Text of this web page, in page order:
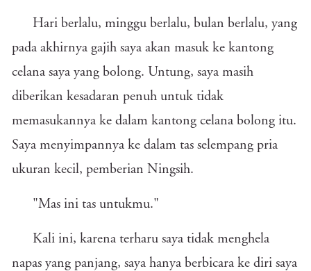
Hari berlalu, minggu berlalu, bulan berlalu, yang
pada akhirnya gajih saya akan masuk ke kantong
celana saya yang bolong. Untung, saya masih
diberikan kesadaran penuh untuk tidak
memasukannya ke dalam kantong celana bolong itu.
Saya menyimpannya ke dalam tas selempang pria
ukuran kecil, pemberian Ningsih.
"Mas ini tas untukmu."
Kali ini, karena terharu saya tidak menghela
napas yang panjang, saya hanya berbicara ke diri saya